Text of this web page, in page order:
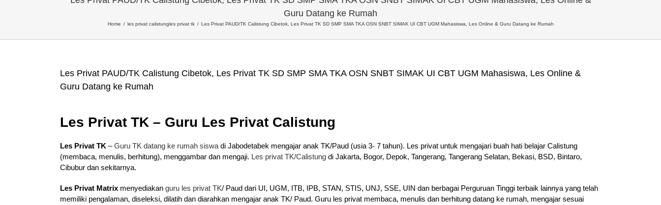
Guru Datang ke Rumah
Home les privat calistungles privat tk Les Privat PAUD/TK Calistung Cibetok, Les Privat TK SD SMP SMA TKA OSN SNBT SIMAK UI CBT UGM Mahasiswa, Les Online & Guru Datang ke Rumah
Les Privat PAUD/TK Calistung Cibetok, Les Privat TK SD SMP SMA TKA OSN SNBT SIMAK UI CBT UGM Mahasiswa, Les Online &
Guru Datang ke Rumah
Les Privat TK – Guru Les Privat Calistung
Les Privat TK –Guru TK datang ke rumah siswa di Jabodetabek mengajar anak TK/Paud (usia 3- 7 tahun). Les privat untuk mengajari buah hati belajar Calistung
(membaca, menulis, berhitung), menggambar dan mengaji. Les privat TK/Calistung di Jakarta, Bogor, Depok, Tangerang, Tangerang Selatan, Bekasi, BSD, Bintaro,
Cibubur dan sekitarnya.
Les Privat Matrix menyediakan guru les privat TK/ Paud dari UI, UGM, ITB, IPB, STAN, STIS, UNJ, SSE, UIN dan berbagai Perguruan Tinggi terbaik lainnya yang telah
memiliki pengalaman, diseleksi, dilatih dan diarahkan mengajar anak TK/ Paud. Guru les privat membaca, menulis dan berhitung datang ke rumah, mengajar sesuai